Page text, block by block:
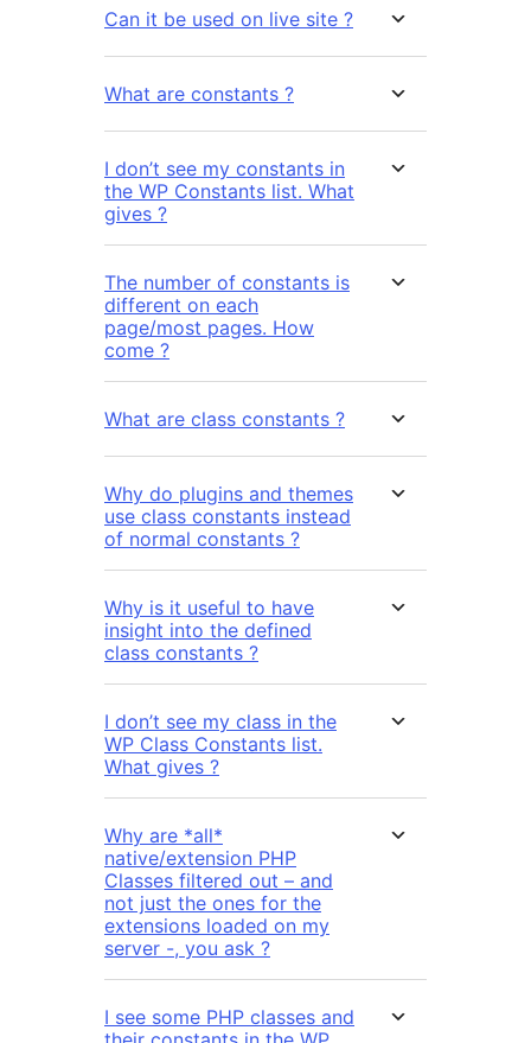
Can it be used on live site ?
What are constants ?
I don’t see my constants in
the WP Constants list. What
gives ?
The number of constants is
different on each
page/most pages. How
come ?
What are class constants ?
Why do plugins and themes
use class constants instead
of normal constants ?
Why is it useful to have
insight into the defined
class constants ?
I don’t see my class in the
WP Class Constants list.
What gives ?
Why are *all*
native/extension PHP
Classes filtered out – and
not just the ones for the
extensions loaded on my
server -, you ask ?
I see some PHP classes and